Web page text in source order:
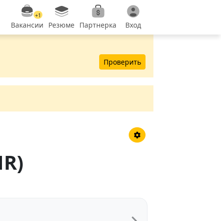
+1
Вакансии Резюме Партнерка Вход
Проверить